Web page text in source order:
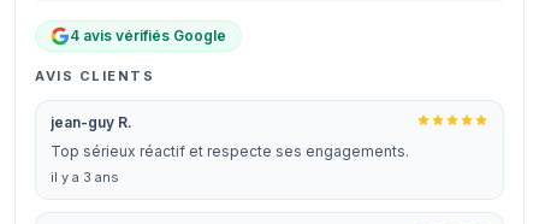
4 avis vérifiés Google
AVIS CLIENTS
jean-guy R.
Top sérieux réactif et respecte ses engagements.
il y a 3 ans